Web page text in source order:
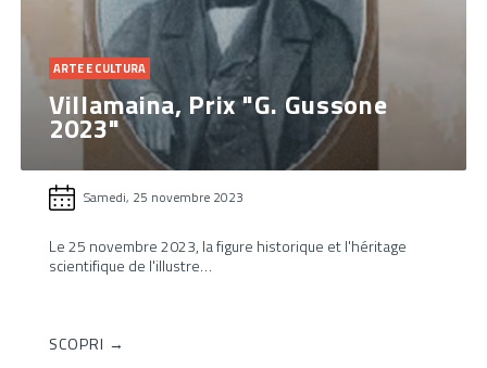
ARTE E CULTURA
Villamaina, Prix "G. Gussone
2023"
Samedi, 25 novembre 2023
Le 25 novembre 2023, la figure historique et l'héritage
scientifique de l'illustre…
SCOPRI →